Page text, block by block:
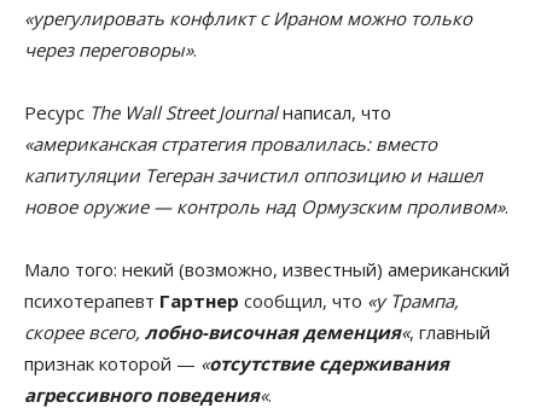
«урегулировать конфликт с Ираном можно только
через переговоры».
Ресурс The Wall Street Journalнаписал, что
«американская стратегия провалилась: вместо
капитуляции Тегеран зачистил оппозицию и нашел
новое оружие — контроль над Ормузским проливом».
Мало того: некий (возможно, известный) американский
психотерапевт Гартнер сообщил, что «у Трампа,
скорее всего, лобно-височная деменция«, главный
признак которой — «отсутствие сдерживания
агрессивного поведения«.